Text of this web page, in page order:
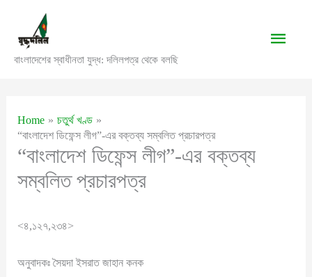
content
বাংলাদেশের স্বাধীনতা যুদ্ধ: দলিলপত্র থেকে বলছি
Main
Home
চতুর্থ খণ্ড
“বাংলাদেশ ডিফেন্স লীগ”-এর বক্তব্য সম্বলিত প্রচারপত্র
“বাংলাদেশ ডিফেন্স লীগ”-এর বক্তব্য
সম্বলিত প্রচারপত্র
<৪,১২৭,২৩৪>
অনুবাদকঃ সৈয়দা ইসরাত জাহান কনক